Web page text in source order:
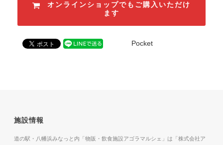
オンラインショップでもご購入いただけ
ます
Pocket
施設情報
道の駅・八幡浜みなっと内「物販・飲食施設アゴラマルシェ」は「株式会社ア